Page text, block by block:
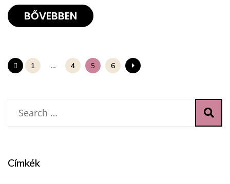
BŐVEBBEN
1 … 4 5 6
Címkék